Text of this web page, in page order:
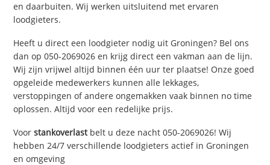
en daarbuiten. Wij werken uitsluitend met ervaren
loodgieters.
Heeft u direct een loodgieter nodig uit Groningen? Bel ons
dan op 050-2069026 en krijg direct een vakman aan de lijn.
Wij zijn vrijwel altijd binnen één uur ter plaatse! Onze goed
opgeleide medewerkers kunnen alle lekkages,
verstoppingen of andere ongemakken vaak binnen no time
oplossen. Altijd voor een redelijke prijs.
Voorstankoverlastbelt u deze nacht 050-2069026! Wij
hebben 24/7 verschillende loodgieters actief in Groningen
en omgeving